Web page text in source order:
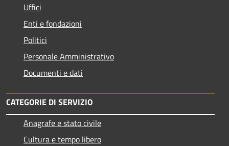
Uffici
Enti e fondazioni
Politici
Personale Amministrativo
Documenti e dati
CATEGORIE DI SERVIZIO
Anagrafe e stato civile
Cultura e tempo libero